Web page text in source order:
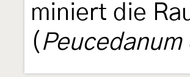
miniert die
( Peucedanum